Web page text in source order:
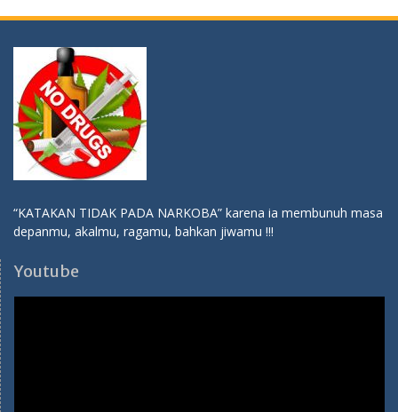
“KATAKAN TIDAK PADA NARKOBA” karena ia membunuh masa
depanmu, akalmu, ragamu, bahkan jiwamu !!!
Youtube